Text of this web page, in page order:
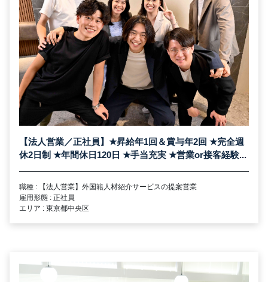
【法人営業／正社員】 ★昇給年1回＆賞与年2回 ★完全週
休2日制 ★年間休日120日 ★手当充実 ★営業or接客経験...
職種 : 【法人営業】外国籍人材紹介サービスの提案営業
雇用形態 : 正社員
エリア : 東京都中央区